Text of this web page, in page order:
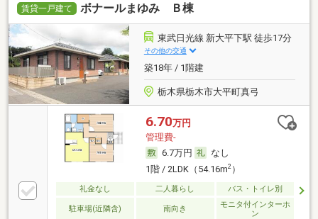
賃貸一戸建て ボナールまゆみ Ｂ棟
東武日光線 新大平下駅 徒歩17分
その他の交通
築18年 / 1階建
栃木県栃木市大平町真弓
6.70万円
管理費-
6.7万円
なし
1階 / 2LDK（54.16m2）
礼金なし 二人暮らし バス・トイレ別
駐車場(近隣含) 南向き
モニタ付インターホ
ン